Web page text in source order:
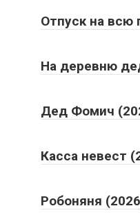
Отпуск на всю
На деревню
Дед Фомич
Касса невест
Робоняня